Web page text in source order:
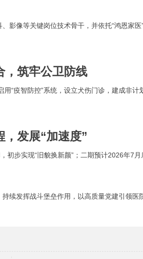
影像等关键岗位技术骨干，并依托“鸿恩家
，筑牢公卫防线
“疫智防控”系统，设立犬伤门诊，建成非计
，发展“加速度”
初步实现“旧貌换新颜”；二期预计2026年7
续发挥战斗堡垒作用，以高质量党建引领医